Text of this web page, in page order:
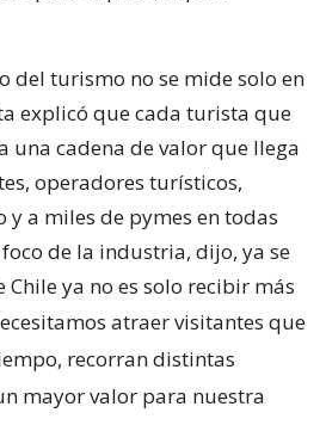
del turismo no se mide solo en
explicó que cada turista que
una cadena de valor que llega
operadores turísticos,
a miles de pymes en todas
de la industria, dijo, ya se
Chile ya no es solo recibir más
atraer visitantes que
recorran distintas
mayor valor para nuestra